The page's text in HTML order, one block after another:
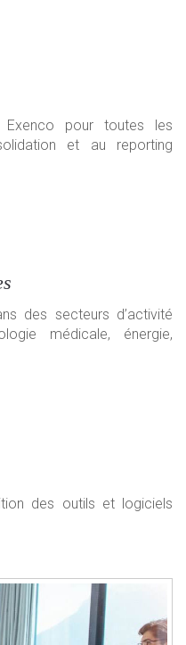
Exenco pour toutes les
et au reporting
des secteurs d’activité
médicale, énergie,
des outils et logiciels